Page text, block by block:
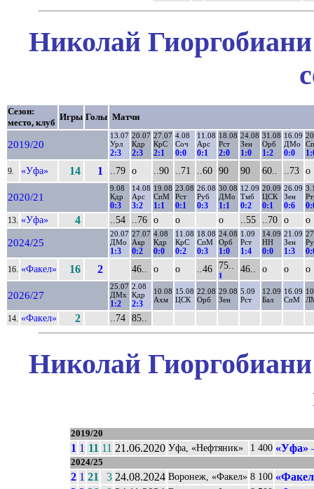
Николай
Сезон:
место, клуб
Игры Голы Матчи
2019/20
13.07
Урл
2:3
20.07
Кдр
2:3
27.07
КрС
2:1
4.08
Соч
0:0
11.08
Арс
0:1
18.08
Рст
2:0
24.08
Зен
1:0
31.08
Орб
1:2
16.09
ДМо
0:0
9. «Уфа» 14 1 ..79 о ..90 ..71 ..60 90 90 60.. ..73 о
2020/21
9.08
Кдр
0:3
14.08
Арс
3:2
19.08
СпМ
1:1
23.08
Рст
0:1
26.08
Руб
0:3
30.08
ДМо
1:1
12.09
Тмб
0:2
20.09
ЦСК
0:1
26.09
Зен
0:6
13. «Уфа» 4 ..54 ..76 о о о ..55 ..70 о о
2024/25
20.07
ДМо
1:3
27.07
Акр
0:2
4.08
Кдр
0:0
11.08
КрС
0:2
18.08
СпМ
0:3
24.08
Орб
1:0
1.09
Рст
1:4
14.09
НН
0:0
21.09
Зен
1:3
16. «Факел» 16 2 46.. о о ..46 75..
1
46.. о о о
2026/27
25.07
ДМх
1:2
2.08
Кдр
2:3
10.08
Ахм
15.08
ЦСК
22.08
Орб
29.08
Зен
5.09
Рст
12.09
Бал
16.09
СпМ
14. «Факел» 2 ..74 85..
Николай
2019/20
1 1 11 11 21.06.2020 Уфа, «Нефтяник» 1 400 «Уфа»
2024/25
2 1 21 3 24.08.2024 Воронеж, «Факел» 8 100